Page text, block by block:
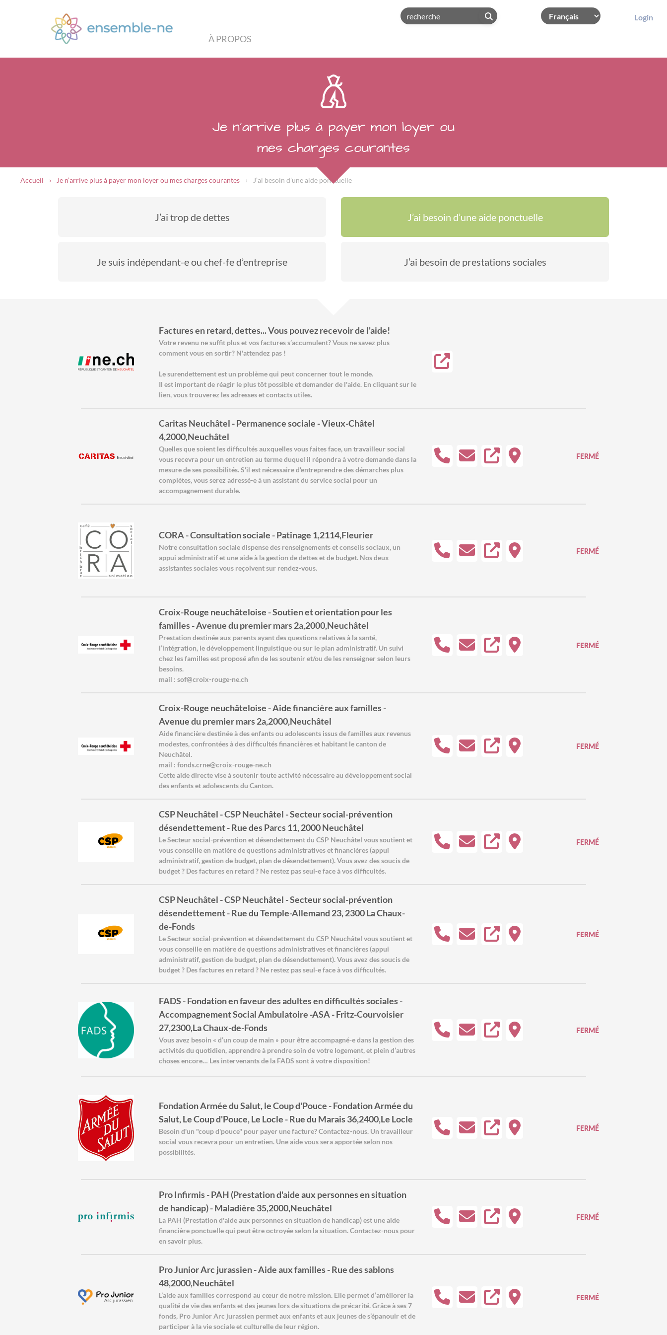
À PROPOS
Login
Je n’arrive plus à payer mon loyer ou
mes charges courantes
Accueil Je n’arrive plus à payer mon loyer ou mes charges courantes J’ai besoin d’une aide ponctuelle
J’ai trop de dettes J’ai besoin d’une aide ponctuelle
Je suis indépendant-e ou chef-fe d’entreprise J’ai besoin de prestations sociales
Factures en retard, dettes... Vous pouvez recevoir de l'aide!
Votre revenu ne suffit plus et vos factures s’accumulent? Vous ne savez plus
comment vous en sortir? N'attendez pas !
Le surendettement est un problème qui peut concerner tout le monde.
Il est important de réagir le plus tôt possible et demander de l'aide. En cliquant sur le
lien, vous trouverez les adresses et contacts utiles.
Caritas Neuchâtel - Permanence sociale - Vieux-Châtel
4,2000,Neuchâtel
Quelles que soient les difficultés auxquelles vous faites face, un travailleur social
vous recevra pour un entretien au terme duquel il répondra à votre demande dans la
mesure de ses possibilités. S'il est nécessaire d'entreprendre des démarches plus
complètes, vous serez adressé-e à un assistant du service social pour un
accompagnement durable.
FERMÉ
CORA - Consultation sociale - Patinage 1,2114,Fleurier
Notre consultation sociale dispense des renseignements et conseils sociaux, un
appui administratif et une aide à la gestion de dettes et de budget. Nos deux
assistantes sociales vous reçoivent sur rendez-vous.
FERMÉ
Croix-Rouge neuchâteloise - Soutien et orientation pour les
familles - Avenue du premier mars 2a,2000,Neuchâtel
Prestation destinée aux parents ayant des questions relatives à la santé,
l’intégration, le développement linguistique ou sur le plan administratif. Un suivi
chez les familles est proposé afin de les soutenir et/ou de les renseigner selon leurs
besoins.
mail : sof@croix-rouge-ne.ch
FERMÉ
Croix-Rouge neuchâteloise - Aide financière aux familles -
Avenue du premier mars 2a,2000,Neuchâtel
Aide financière destinée à des enfants ou adolescents issus de familles aux revenus
modestes, confrontées à des difficultés financières et habitant le canton de
Neuchâtel.
mail : fonds.crne@croix-rouge-ne.ch
Cette aide directe vise à soutenir toute activité nécessaire au développement social
des enfants et adolescents du Canton.
FERMÉ
CSP Neuchâtel - CSP Neuchâtel - Secteur social-prévention
désendettement - Rue des Parcs 11, 2000 Neuchâtel
Le Secteur social-prévention et désendettement du CSP Neuchâtel vous soutient et
vous conseille en matière de questions administratives et financières (appui
administratif, gestion de budget, plan de désendettement). Vous avez des soucis de
budget ? Des factures en retard ? Ne restez pas seul-e face à vos difficultés.
FERMÉ
CSP Neuchâtel - CSP Neuchâtel - Secteur social-prévention
désendettement - Rue du Temple-Allemand 23, 2300 La Chaux-
de-Fonds
Le Secteur social-prévention et désendettement du CSP Neuchâtel vous soutient et
vous conseille en matière de questions administratives et financières (appui
administratif, gestion de budget, plan de désendettement). Vous avez des soucis de
budget ? Des factures en retard ? Ne restez pas seul-e face à vos difficultés.
FERMÉ
FADS - Fondation en faveur des adultes en difficultés sociales -
Accompagnement Social Ambulatoire -ASA - Fritz-Courvoisier
27,2300,La Chaux-de-Fonds
Vous avez besoin « d’un coup de main » pour être accompagné-e dans la gestion des
activités du quotidien, apprendre à prendre soin de votre logement, et plein d’autres
choses encore… Les intervenants de la FADS sont à votre disposition!
FERMÉ
Fondation Armée du Salut, le Coup d'Pouce - Fondation Armée du
Salut, Le Coup d'Pouce, Le Locle - Rue du Marais 36,2400,Le Locle
Besoin d'un "coup d'pouce" pour payer une facture? Contactez-nous. Un travailleur
social vous recevra pour un entretien. Une aide vous sera apportée selon nos
possibilités.
FERMÉ
Pro Infirmis - PAH (Prestation d'aide aux personnes en situation
de handicap) - Maladière 35,2000,Neuchâtel
La PAH (Prestation d'aide aux personnes en situation de handicap) est une aide
financière ponctuelle qui peut être octroyée selon la situation. Contactez-nous pour
en savoir plus.
FERMÉ
Pro Junior Arc jurassien - Aide aux familles - Rue des sablons
48,2000,Neuchâtel
L’aide aux familles correspond au cœur de notre mission. Elle permet d’améliorer la
qualité de vie des enfants et des jeunes lors de situations de précarité. Grâce à ses 7
fonds, Pro Junior Arc jurassien permet aux enfants et aux jeunes de s’épanouir et de
participer à la vie sociale et culturelle de leur région.
FERMÉ